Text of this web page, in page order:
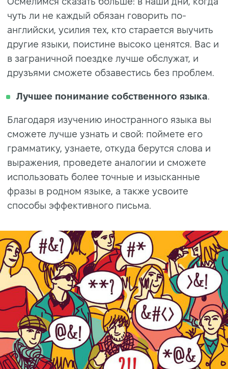
чуть ли не каждый обязан говорить по-
английски, усилия тех, кто старается выучить
другие языки, поистине высоко ценятся. Вас и
в заграничной поездке лучше обслужат, и
друзъями сможете обзавестись без проблем.
Лучшее понимание собственного языка.
Благодаря изучению иностранного языка вы
сможете лучше узнать и свой: поймете его
грамматику, узнаете, откуда берутся слова и
выражения, проведете аналогии и сможете
использовать более точные и изысканные
фразы в родном языке, а также усвоите
способы эффективного письма.